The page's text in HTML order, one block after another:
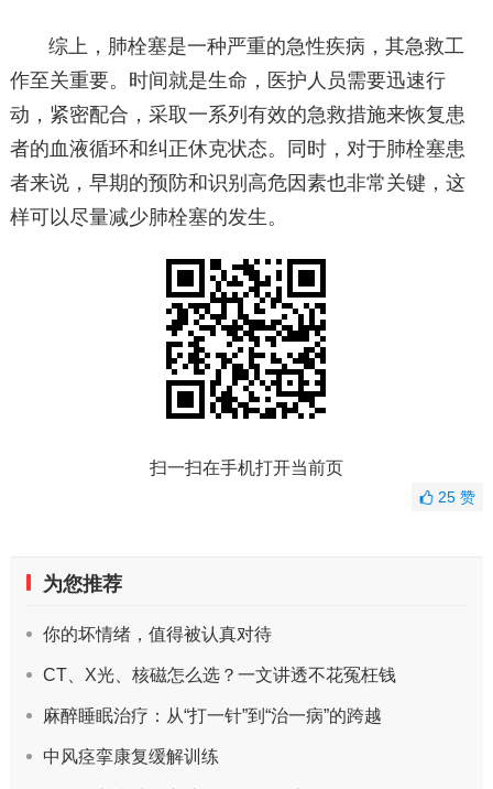
综上，肺栓塞是一种严重的急性疾病，其急救工
作至关重要。时间就是生命，医护人员需要迅速行
动，紧密配合，采取一系列有效的急救措施来恢复患
者的血液循环和纠正休克状态。同时，对于肺栓塞患
者来说，早期的预防和识别高危因素也非常关键，这
样可以尽量减少肺栓塞的发生。
扫一扫在手机打开当前页
25赞
为您推荐
你的坏情绪，值得被认真对待
CT、X光、核磁怎么选？一文讲透不花冤枉钱
麻醉睡眠治疗：从“打一针”到“治一病”的跨越
中风痉挛康复缓解训练